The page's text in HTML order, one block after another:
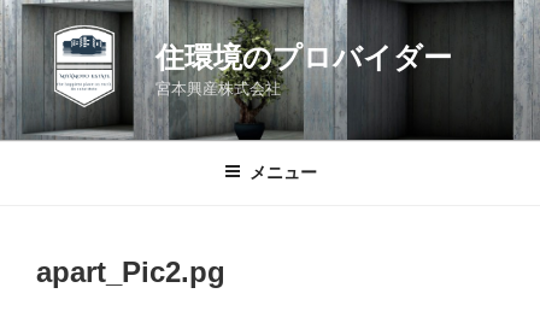
コ
ン
テ
ン
ツ
住環境のプロバイダー
宮本興産株式会社
メニュー
apart_Pic2.pg